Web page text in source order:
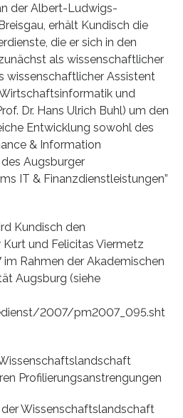
der Albert-Ludwigs-
erhält Kundisch die
die er sich in den
als wissenschaftlicher
wissenschaftlicher Assistent
und
Dr. Hans Ulrich Buhl) um den
Entwicklung sowohl des
& Information
Augsburger
IT & Finanzdienstleistungen”
Kundisch den
und Felicitas Viermetz
Rahmen der Akademischen
Augsburg (siehe
2007/pm2007_095.sht
Profilierungsanstrengungen
der Wissenschaftslandschaft